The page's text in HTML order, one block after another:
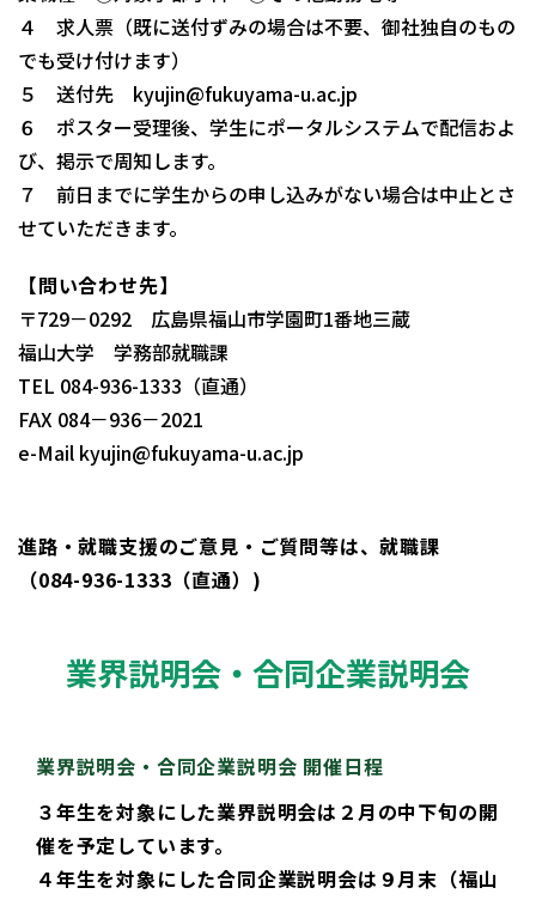
４ 求人票（既に送付ずみの場合は不要、御社独自のもの
でも受け付けます）
５ 送付先 kyujin@fukuyama-u.ac.jp
６ ポスター受理後、学生にポータルシステムで配信およ
び、掲示で周知します。
７ 前日までに学生からの申し込みがない場合は中止とさ
せていただきます。
【問い合わせ先】
〒729－0292 広島県福山市学園町1番地三蔵
福山大学 学務部就職課
TEL 084-936-1333（直通）
FAX 084－936－2021
e-Mail kyujin@fukuyama-u.ac.jp
進路・就職支援のご意見・ご質問等は、就職課
（084-936-1333（直通）)
業界説明会・合同企業説明会
業界説明会・合同企業説明会 開催日程
３年生を対象にした業界説明会は２月の中下旬の開
催を予定しています。
４年生を対象にした合同企業説明会は９月末（福山